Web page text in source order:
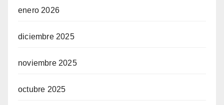
enero 2026
diciembre 2025
noviembre 2025
octubre 2025